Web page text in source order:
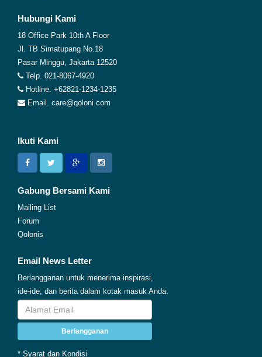
Hubungi Kami
18 Office Park 10th A Floor
Jl. TB Simatupang No.18
Pasar Minggu, Jakarta 12520
Telp. 021-8067-4920
Hotline. +62821-1234-1235
Email. care@qoloni.com
Ikuti Kami
Gabung Bersami Kami
Mailing List
Forum
Qolonis
Email News Letter
Berlangganan untuk menerima inspirasi,
ide-ide, dan berita dalam kotak masuk Anda.
Berlangganan
* Syarat dan Kondisi